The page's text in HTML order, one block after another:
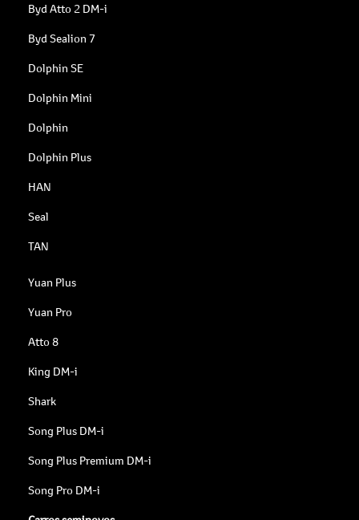
Byd Atto 2 DM-i
Byd Sealion 7
Dolphin SE
Dolphin Mini
Dolphin
Dolphin Plus
HAN
Seal
TAN
Yuan Plus
Yuan Pro
Atto 8
King DM-i
Shark
Song Plus DM-i
Song Plus Premium DM-i
Song Pro DM-i